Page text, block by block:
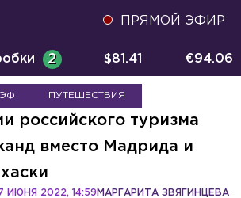
ПРЯМОЙ ЭФИР
2 $81.41 €94.06
ПУТЕШЕСТВИЯ
российского туризма
вместо Мадрида и
МАРГАРИТА ЗВЯГИНЦЕВА
ИЮНЯ 2022, 14:59